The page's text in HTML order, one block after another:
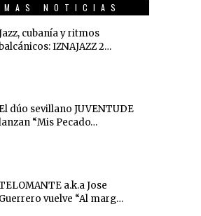
NOTICIAS
cubanía y ritmos
IZNAJAZZ 2…
El dúo sevillano JUVENTUDE
“Mis Pecado…
a.k.a Jose
Guerrero vuelve “Al marg…